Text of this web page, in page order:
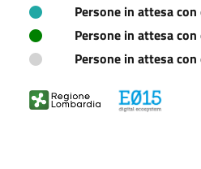
Persone in attesa
Persone in attesa
Persone in attesa